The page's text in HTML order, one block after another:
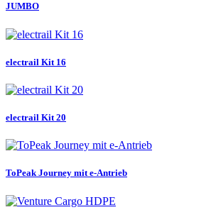
JUMBO
electrail Kit 16
electrail Kit 20
ToPeak Journey mit e-Antrieb